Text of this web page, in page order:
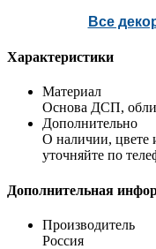
Все
Характеристики
Материал
Основа ДСП,
Дополнительно
О наличии, цвете
уточняйте по
Дополнительная
Производитель
Россия